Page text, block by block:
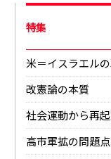
特集
米＝イスラエル
改憲論の本質
社会運動から再
高市軍拡の問題点